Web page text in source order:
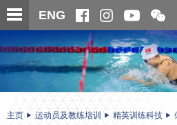
跳
至
内
容
ENG
开
合
微
信
二
维
码
内
容
主页 运动员及教练培训 精英训练科技